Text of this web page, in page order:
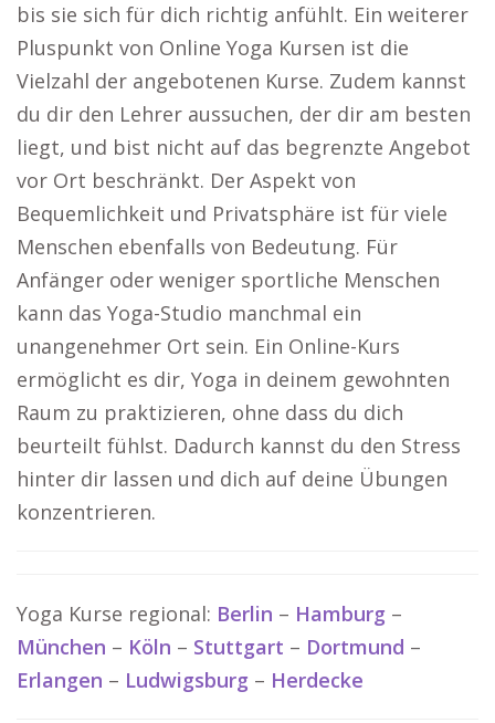
bis sie sich für dich richtig anfühlt. Ein weiterer
Pluspunkt von Online Yoga Kursen ist die
Vielzahl der angebotenen Kurse. Zudem kannst
du dir den Lehrer aussuchen, der dir am besten
liegt, und bist nicht auf das begrenzte Angebot
vor Ort beschränkt. Der Aspekt von
Bequemlichkeit und Privatsphäre ist für viele
Menschen ebenfalls von Bedeutung. Für
Anfänger oder weniger sportliche Menschen
kann das Yoga-Studio manchmal ein
unangenehmer Ort sein. Ein Online-Kurs
ermöglicht es dir, Yoga in deinem gewohnten
Raum zu praktizieren, ohne dass du dich
beurteilt fühlst. Dadurch kannst du den Stress
hinter dir lassen und dich auf deine Übungen
konzentrieren.
Yoga Kurse regional: Berlin – Hamburg –
München – Köln – Stuttgart – Dortmund –
Erlangen – Ludwigsburg – Herdecke